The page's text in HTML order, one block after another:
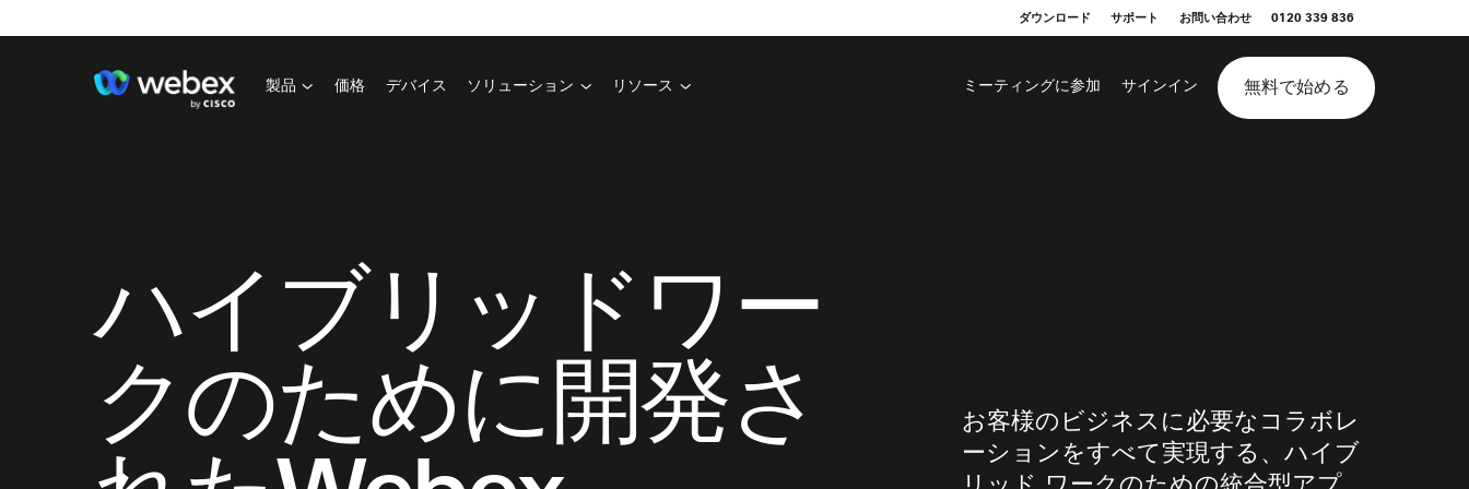
ダウンロード サポート お問い合わせ 0120 339 836
製品 価格 デバイス ソリューション リソース ミーティングに参加 サインイン 無料で始める
ハイブリッドワー
クのために開発さ
お客様のビジネスに必要なコラボレ
ーションをすべて実現する、ハイブ